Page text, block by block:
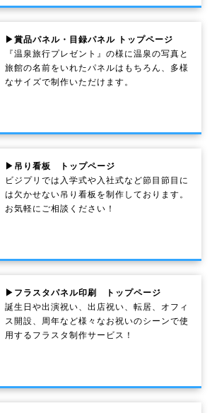
▶賞品パネル・目録パネル トップページ
『温泉旅行プレゼント』の様に温泉の写真と
旅館の名前をいれたパネルはもちろん、多様
なサイズで制作いただけます。
▶吊り看板 トップページ
ビジプリでは入学式や入社式など節目節目に
は欠かせない吊り看板を制作しております。
お気軽にご相談ください！
▶フラスタパネル印刷 トップページ
誕生日や出演祝い、出店祝い、転居、オフィ
ス開設、周年など様々なお祝いのシーンで使
用するフラスタ制作サービス！